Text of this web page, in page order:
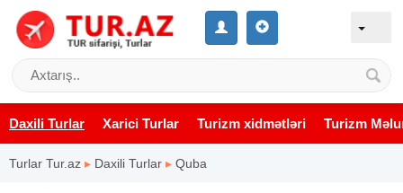
Daxili Turlar Xarici Turlar Turizm xidmətləri Turizm
Turlar Tur.az ▸ Daxili Turlar ▸ Quba